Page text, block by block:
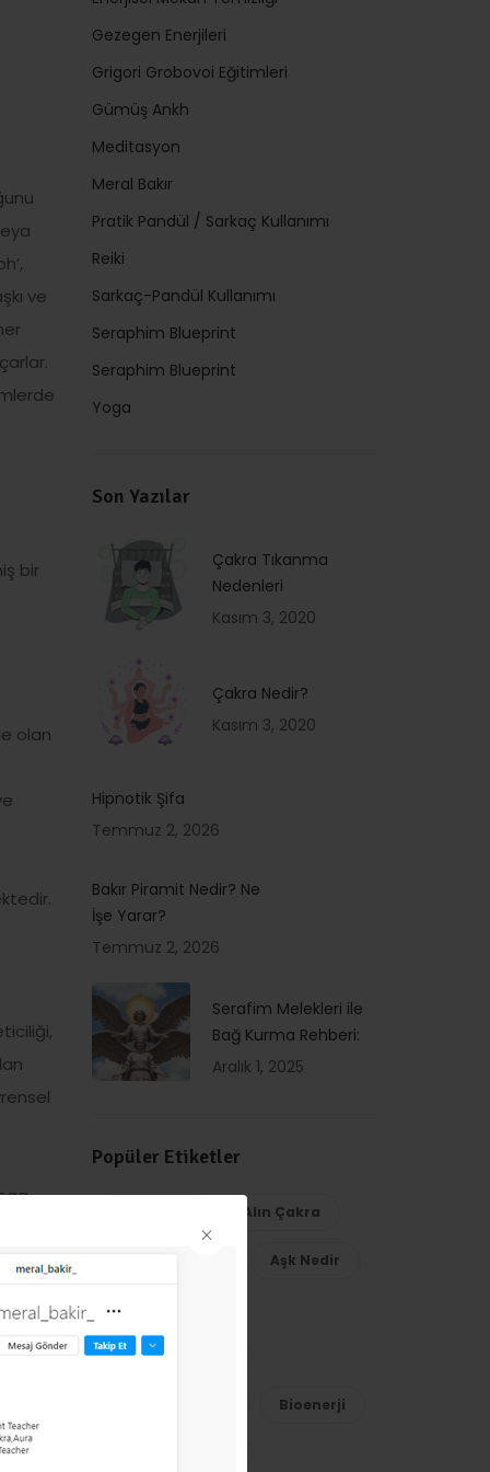
ve
bir
olan
bir
Gezegen Enerjileri
Grigori Grobovoi Eğitimleri
Gümüş Ankh
Meditasyon
Meral Bakır
Pratik Pandül / Sarkaç Kullanımı
Reiki
Sarkaç-Pandül Kullanımı
Seraphim Blueprint
Seraphim Blueprint
Yoga
Son Yazılar
Çakra Tıkanma
Nedenleri
Kasım 3, 2020
Çakra Nedir?
Kasım 3, 2020
Hipnotik Şifa
Temmuz 2, 2026
Bakır Piramit Nedir? Ne
İşe Yarar?
Temmuz 2, 2026
Serafim Melekleri ile
Bağ Kurma Rehberi:
Aralık 1, 2025
Popüler Etiketler
Alın Çakra
Aşk Nedir
Aşk Semineri
Başmelek Mikail
Bioenerji